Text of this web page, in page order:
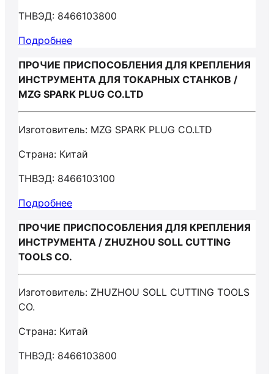
ТНВЭД: 8466103800
Подробнее
ПРОЧИЕ ПРИСПОСОБЛЕНИЯ ДЛЯ КРЕПЛЕНИЯ
ИНСТРУМЕНТА ДЛЯ ТОКАРНЫХ СТАНКОВ /
MZG SPARK PLUG CO.LTD
Изготовитель: MZG SPARK PLUG CO.LTD
Страна: Китай
ТНВЭД: 8466103100
Подробнее
ПРОЧИЕ ПРИСПОСОБЛЕНИЯ ДЛЯ КРЕПЛЕНИЯ
ИНСТРУМЕНТА / ZHUZHOU SOLL CUTTING
TOOLS CO.
Изготовитель: ZHUZHOU SOLL CUTTING TOOLS
CO.
Страна: Китай
ТНВЭД: 8466103800